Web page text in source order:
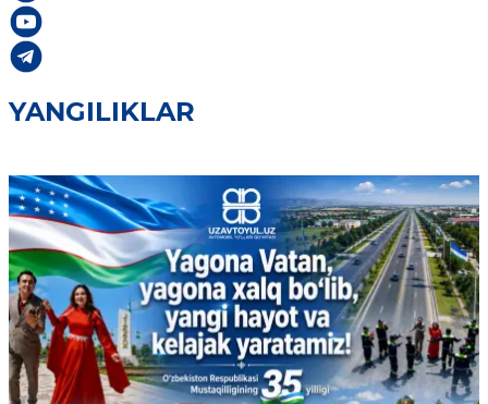
YANGILIKLAR